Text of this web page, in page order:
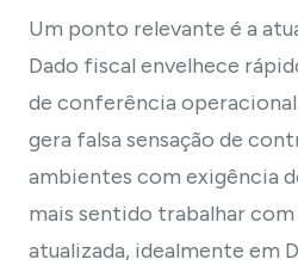
Um ponto relevante é a
Dado fiscal envelhece
de conferência
gera falsa sensação de
ambientes com exigência
mais sentido trabalhar
atualizada, idealmente em